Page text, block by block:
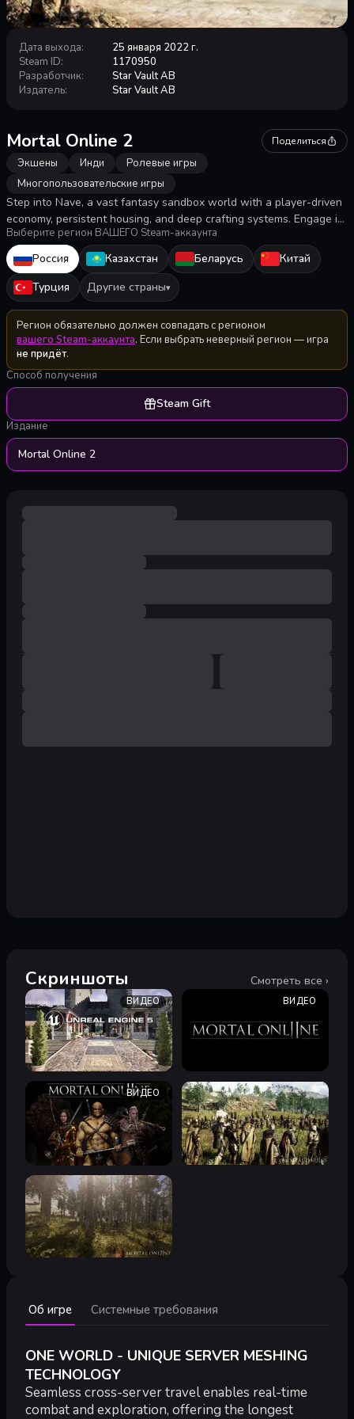
Дата выхода:
25 января 2022 г.
Steam ID:
1170950
Разработчик:
Star Vault AB
Издатель: Star Vault AB
Mortal Online 2 Поделиться
Экшены Инди
Ролевые игры
Многопользовательские игры
Step into Nave, a vast fantasy sandbox world with a player-driven
economy, persistent housing, and deep crafting systems. Engage in
first-person, full-loot PvP combat with other players and perilous
foes. Build, explore, and conquer in an unforgiving world. The land
is yours—who will you become?
Выберите регион ВАШЕГО Steam-аккаунта
Россия Казахстан Беларусь
Китай
Турция
Другие страны▾
Регион обязательно должен совпадать с регионом
вашего Steam-аккаунта. Если выбрать неверный регион — игра
не придёт.
Способ получения
Steam Gift
Издание
Mortal Online 2
Скриншоты Смотреть все ›
ВИДЕО ВИДЕО
ВИДЕО
Об игре Системные требования
ONE WORLD - UNIQUE SERVER MESHING
TECHNOLOGY
Seamless cross-server travel enables real-time
combat and exploration, offering the longest
Минимальные:
Минимальные:
ОС: 64-bit Windows 10/11
Процессор:Core i5-6600 or Ryzen 5 1600 or Equivalent
Оперативная память:
Видеокарта:GeForce GTX 1060 6GB, Radeon RX 580 8GB or
DirectX:версии 11